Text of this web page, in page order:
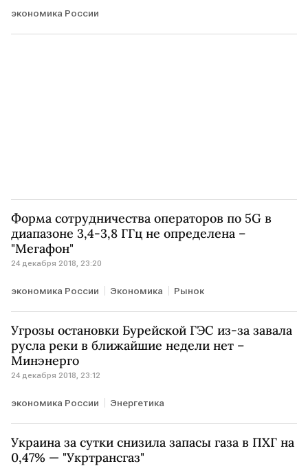
экономика России
Форма сотрудничества операторов по 5G в
диапазоне 3,4-3,8 ГГц не определена –
"Мегафон"
24 декабря 2018, 23:20
экономика России Экономика Рынок
Угрозы остановки Бурейской ГЭС из-за завала
русла реки в ближайшие недели нет –
Минэнерго
24 декабря 2018, 23:12
экономика России Энергетика
Украина за сутки снизила запасы газа в ПХГ на
0,47% — "Укртрансгаз"